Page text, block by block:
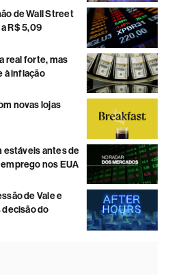
de Wall Street
R$ 5,09
real forte, mas
à inflação
novas lojas
estáveis antes de
nos EUA
de Vale e
decisão do